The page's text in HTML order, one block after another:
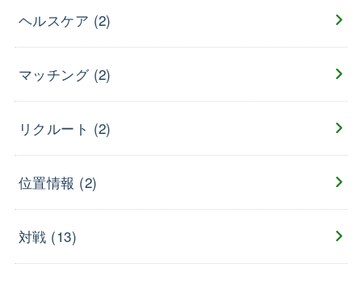
ヘルスケア (2)
マッチング (2)
リクルート (2)
位置情報 (2)
対戦 (13)